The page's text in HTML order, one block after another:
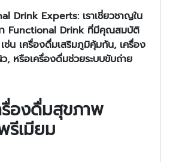
Drink Experts: เราเชี่ยวชาญใน
Functional Drinkที่มีคุณสมบัติ
ช่น เครื่องดื่มเสริมภูมิคุ้มกัน, เครื่อง
, หรือเครื่องดื่มช่วยระบบขับถ่าย
รื่องดื่มสุขภาพ
เมียม